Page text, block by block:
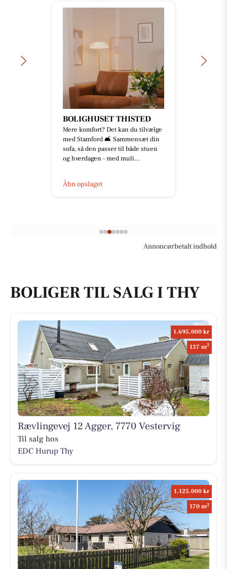
BOLIGHUSET THISTED
Mere komfort? Det kan du tilvælge
med Stamford 🛋️ Sammensæt din
sofa, så den passer til både stuen
og hverdagen - med muli...
Åbn opslaget
Annoncørbetalt indhold
BOLIGER TIL SALG I THY
1.695.000 kr
137 m2
Rævlingevej 12 Agger, 7770 Vestervig
Til salg hos
EDC Hurup Thy
1.125.000 kr
170 m2